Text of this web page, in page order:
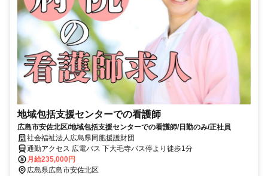
地域包括支援センターでの看護師
広島市安佐北区/地域包括支援センターでの看護師/日勤のみ/正社員
社会福祉法人広島県同胞援護財団
通勤アクセス 広電バス 下大毛寺バス停より徒歩1分
月給235,000円
広島県広島市安佐北区